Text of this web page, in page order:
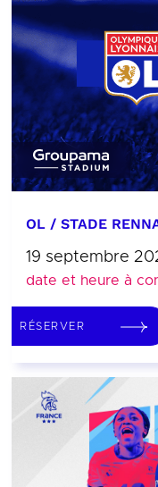
OL / STADE
19 septembre
date et heure à
RÉSERVER